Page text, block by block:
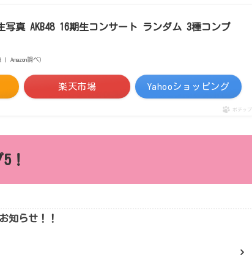
写真 AKB48 16期生コンサート ランダム 3種コンプ
Amazon調べ）
楽天市場 Yahooショッピング
ポチップ
！
知らせ！！